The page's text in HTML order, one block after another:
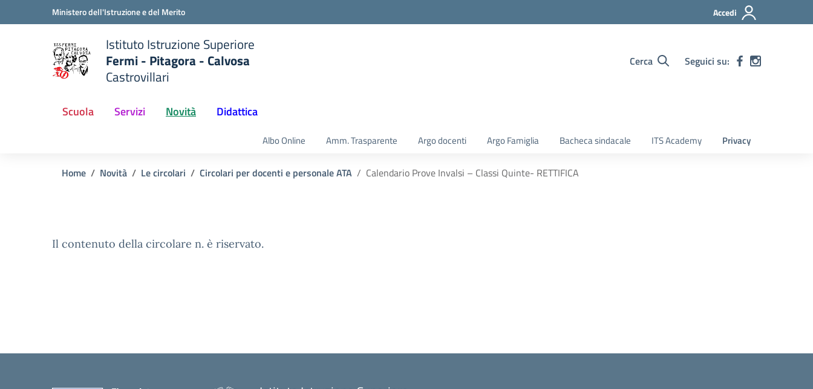
Vai ai contenuti
Vai al menu di navigazioneMinistero dell'Istruzione e del Merito Accedi
Istituto Istruzione Superiore
Fermi - Pitagora - Calvosa
Castrovillari
Cerca Seguici su:
Scuola Servizi Novità Didattica
Albo Online Amm. Trasparente Argo docenti Argo Famiglia Bacheca sindacale ITS Academy Privacy
Home Novità Le circolari Circolari per docenti e personale ATA Calendario Prove Invalsi – Classi Quinte- RETTIFICA
Il contenuto della circolare n. è riservato.